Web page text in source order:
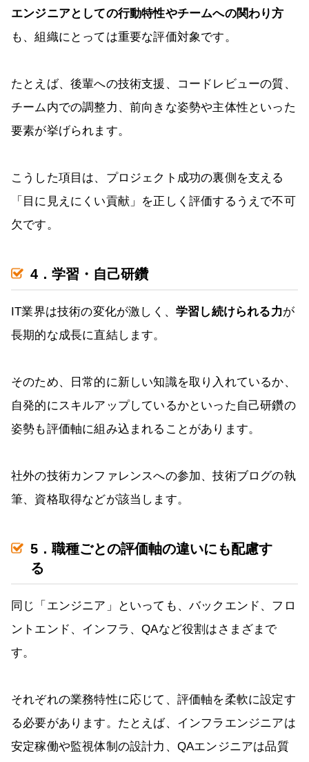
エンジニアとしての行動特性やチームへの関わり方
も、組織にとっては重要な評価対象です。
たとえば、後輩への技術支援、コードレビューの質、
チーム内での調整力、前向きな姿勢や主体性といった
要素が挙げられます。
こうした項目は、プロジェクト成功の裏側を支える
「目に見えにくい貢献」を正しく評価するうえで不可
欠です。
4．学習・自己研鑽
IT業界は技術の変化が激しく、 学習し続けられる力が
長期的な成長に直結します。
そのため、日常的に新しい知識を取り入れているか、
自発的にスキルアップしているかといった自己研鑽の
姿勢も評価軸に組み込まれることがあります。
社外の技術カンファレンスへの参加、技術ブログの執
筆、資格取得などが該当します。
5．職種ごとの評価軸の違いにも配慮す
る
同じ「エンジニア」といっても、バックエンド、フロ
ントエンド、インフラ、QAなど役割はさまざまで
す。
それぞれの業務特性に応じて、評価軸を柔軟に設定す
る必要があります。たとえば、インフラエンジニアは
安定稼働や監視体制の設計力、QAエンジニアは品質